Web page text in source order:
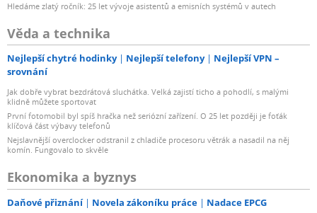
Hledáme zlatý ročník: 25 let vývoje asistentů a emisních systémů v autech
Věda a technika
Nejlepší chytré hodinky Nejlepší telefony
Nejlepší VPN –
srovnání
Jak dobře vybrat bezdrátová sluchátka. Velká zajistí ticho a pohodlí, s malými
klidně můžete sportovat
První fotomobil byl spíš hračka než seriózní zařízení. O 25 let později je foťák
klíčová část výbavy telefonů
Nejslavnější overclocker odstranil z chladiče procesoru větrák a nasadil na něj
komín. Fungovalo to skvěle
Ekonomika a byznys
Daňové přiznání Novela zákoníku práce Nadace EPCG